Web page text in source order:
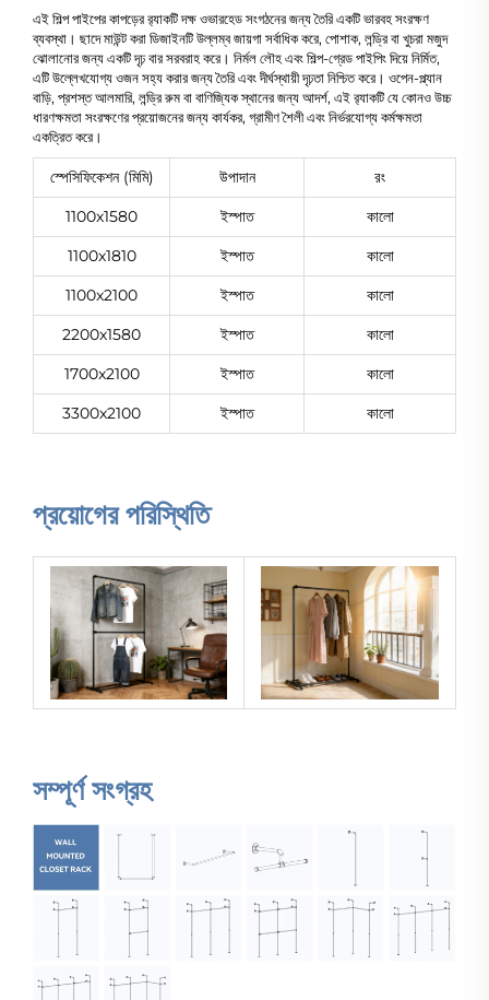
এই শিল্প পাইপের কাপড়ের র‍্যাকটি দক্ষ ওভারহেড সংগঠনের জন্য তৈরি একটি ভারবহ সংরক্ষণ
ব্যবস্থা। ছাদে মাউন্ট করা ডিজাইনটি উল্লম্ব জায়গা সর্বাধিক করে, পোশাক, লন্ড্রি বা খুচরা মজুদ
ঝোলানোর জন্য একটি দৃঢ় বার সরবরাহ করে। নির্মল লৌহ এবং শিল্প-গ্রেড পাইপিং দিয়ে নির্মিত,
এটি উল্লেখযোগ্য ওজন সহ্য করার জন্য তৈরি এবং দীর্ঘস্থায়ী দৃঢ়তা নিশ্চিত করে। ওপেন-প্ল্যান
বাড়ি, প্রশস্ত আলমারি, লন্ড্রি রুম বা বাণিজ্যিক স্থানের জন্য আদর্শ, এই র‍্যাকটি যে কোনও উচ্চ
ধারণক্ষমতা সংরক্ষণের প্রয়োজনের জন্য কার্যকর, গ্রামীণ শৈলী এবং নির্ভরযোগ্য কর্মক্ষমতা
একত্রিত করে।
স্পেসিফিকেশন (মিমি) উপাদান
রং
1100x1580
ইস্পাত
কালো
1100x1810
ইস্পাত
কালো
1100x2100
ইস্পাত
কালো
2200x1580
ইস্পাত
কালো
1700x2100
ইস্পাত
কালো
3300x2100
ইস্পাত কালো
প্রয়োগের পরিস্থিতি
সম্পূর্ণ সংগ্রহ